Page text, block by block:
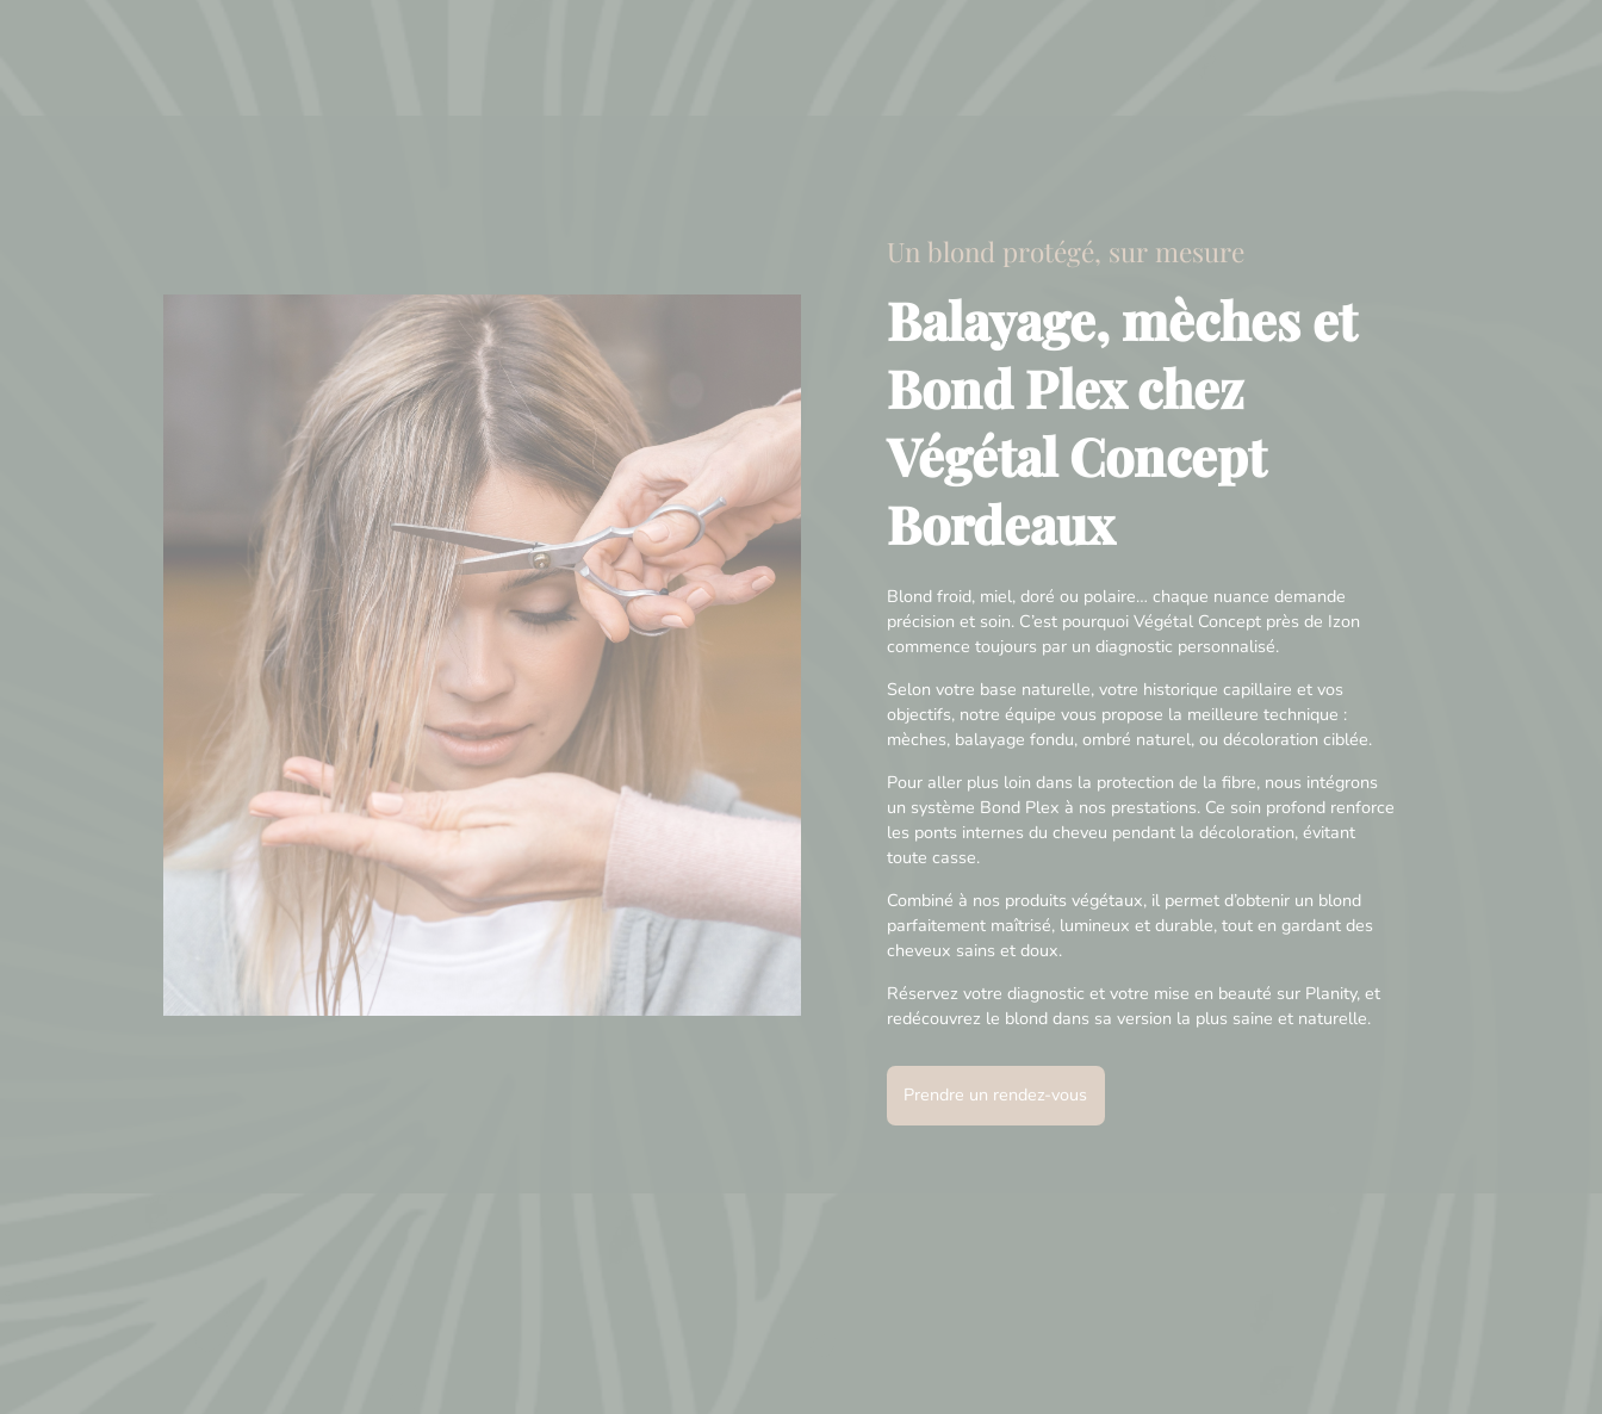
Un blond protégé, sur mesure
Balayage, mèches et
Bond Plex chez
Végétal Concept
Bordeaux
Blond froid, miel, doré ou polaire… chaque nuance demande
précision et soin. C’est pourquoi Végétal Concept près de Izon
commence toujours par un diagnostic personnalisé.
Selon votre base naturelle, votre historique capillaire et vos
objectifs, notre équipe vous propose la meilleure technique :
mèches, balayage fondu, ombré naturel, ou décoloration ciblée.
Pour aller plus loin dans la protection de la fibre, nous intégrons
un système Bond Plex à nos prestations. Ce soin profond renforce
les ponts internes du cheveu pendant la décoloration, évitant
toute casse.
Combiné à nos produits végétaux, il permet d’obtenir un blond
parfaitement maîtrisé, lumineux et durable, tout en gardant des
cheveux sains et doux.
Réservez votre diagnostic et votre mise en beauté sur Planity, et
redécouvrez le blond dans sa version la plus saine et naturelle.
Prendre un rendez-vous